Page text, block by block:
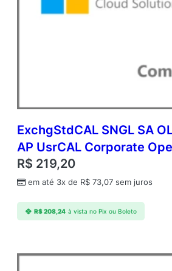
ExchgStdCAL SNGL SA
AP UsrCAL Corporate
R$ 219,20
em até 3x de R$ 73,07 sem juros
R$208,24 à vista no Pix ou Boleto